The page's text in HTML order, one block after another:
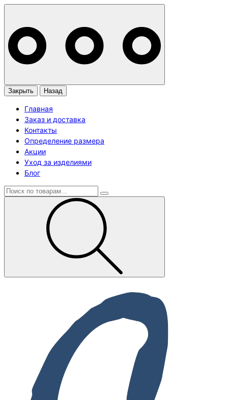
Закрыть Назад
Главная
Заказ и доставка
Контакты
Определение размера
Акции
Уход за изделиями
Блог